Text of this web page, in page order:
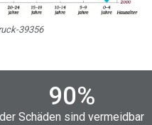
39356
90%
der Schäden sind vermeidbar